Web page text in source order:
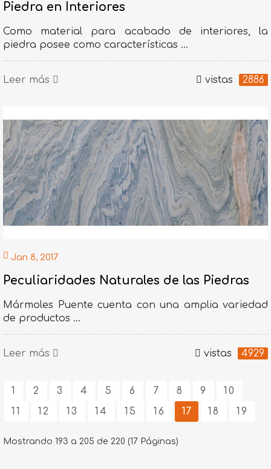
Piedra en Interiores
Como material para acabado de interiores, la
piedra posee como características ...
Leer más vistas 2886
Jan 8, 2017
Peculiaridades Naturales de las Piedras
Mármoles Puente cuenta con una amplia variedad
de productos ...
Leer más vistas 4929
1 2 3 4 5 6 7 8 9
10
11
12 13 14 15 16 17 18 19
Mostrando 193 a 205 de 220 (17 Páginas)